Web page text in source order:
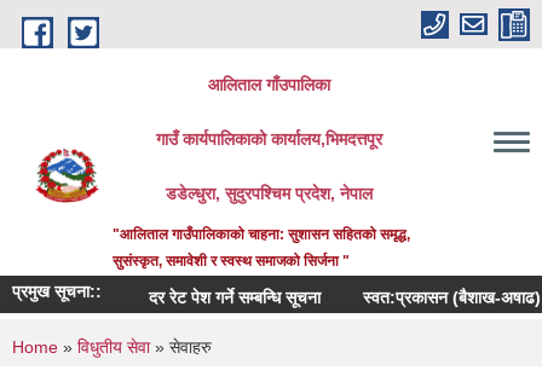
Skip to main content
आलिताल गाँउपालिका
गाउँ कार्यपालिकाको कार्यालय,भिमदत्तपूर
डडेल्धुरा, सुदुरपश्चिम प्रदेश, नेपाल
"आलिताल गाउँपालिकाको चाहना: सुशासन सहितको समृद्ध,
सुसंस्कृत, समावेशी र स्वस्थ समाजको सिर्जना "
प्रमुख सूचना:: दर रेट पेश गर्ने सम्बन्धि सूचना स्वत:प्रकासन (बैशाख-अषाढ)
You are here
Home » विधुतीय सेवा» सेवाहरु